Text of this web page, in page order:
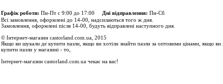
Графік роботи: Пн-Пт с 9:00 до 17:00 Дні відправлення: Пн-Сб
Всі замовлення, оформлені до 14-00, надсилаються того ж дня.
Замовлення, оформлені після 14-00, будуть відправлені наступного дня.
© Інтернет-магазин castorland.com.ua, 2015
Якщо ви шукали де купити пазли, якщо ви хотіли знайти пазли за оптовими цінами, якщо ви
купити пазли у магазині - то,
Інтернет-магазин castorland.com.ua чекає на вас!